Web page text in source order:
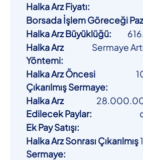
Halka Arz Fiyatı:
Borsada İşlem Göreceği
Halka Arz Büyüklüğü:
Halka Arz
Yöntemi:
Sermaye
Halka Arz Öncesi
Çıkarılmış Sermaye:
Halka Arz
Edilecek Paylar:
Ek Pay Satışı:
Halka Arz Sonrası Çıkarılmış
Sermaye: